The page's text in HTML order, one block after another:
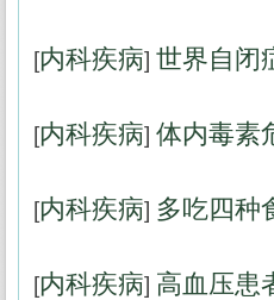
[内科疾病] 世界自闭
[内科疾病] 体内毒素
[内科疾病] 多吃四种
[内科疾病] 高血压患